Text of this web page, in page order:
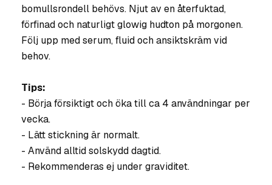
bomullsrondell behövs. Njut av en återfuktad,
förfinad och naturligt glowig hudton på morgonen.
Följ upp med serum, fluid och ansiktskräm vid
behov.
Tips:
- Börja försiktigt och öka till ca 4 användningar per
vecka.
- Lätt stickning är normalt.
- Använd alltid solskydd dagtid.
- Rekommenderas ej under graviditet.